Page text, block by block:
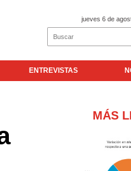
jueves 6 de
ENTREVISTAS
MÁS